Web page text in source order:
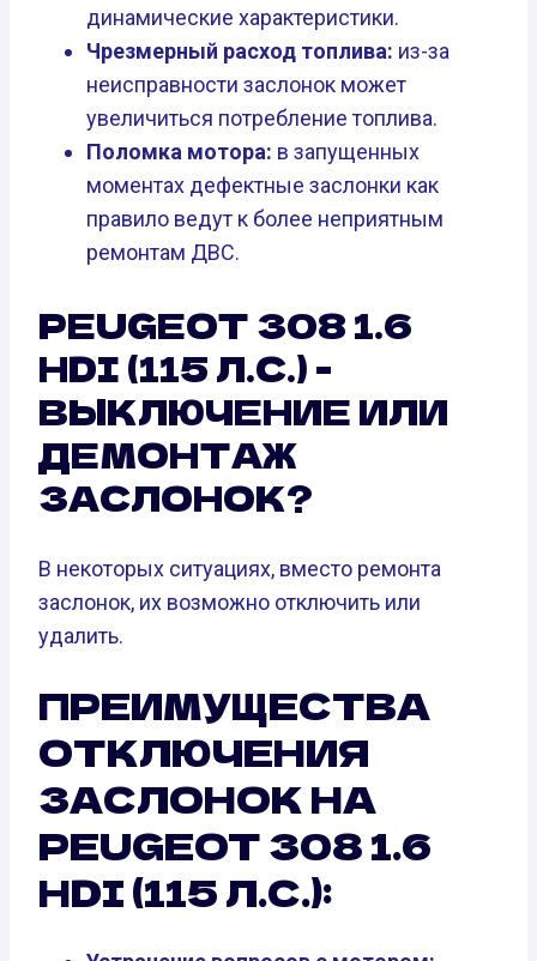
динамические характеристики.
Чрезмерный расход топлива: из-за
неисправности заслонок может
увеличиться потребление топлива.
Поломка мотора: в запущенных
моментах дефектные заслонки как
правило ведут к более неприятным
ремонтам ДВС.
PEUGEOT 308 1.6
HDI (115 Л.С.) -
ВЫКЛЮЧЕНИЕ ИЛИ
ДЕМОНТАЖ
ЗАСЛОНОК?
В некоторых ситуациях, вместо ремонта
заслонок, их возможно отключить или
удалить.
ПРЕИМУЩЕСТВА
ОТКЛЮЧЕНИЯ
ЗАСЛОНОК НА
PEUGEOT 308 1.6
HDI (115 Л.С.):